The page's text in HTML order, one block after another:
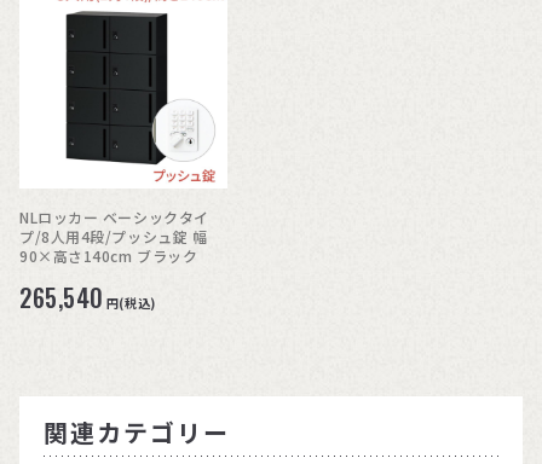
NLロッカー ベーシックタイ
プ/8人用4段/プッシュ錠 幅
90×高さ140cm ブラック
265,540 円(税込)
関連カテゴリー